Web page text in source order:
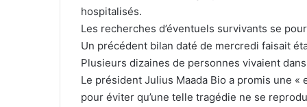
hospitalisés.
Les recherches d’éventuels survivants se
Un précédent bilan daté de mercredi faisait
Plusieurs dizaines de personnes vivaient
Le président Julius Maada Bio a promis une
pour éviter qu’une telle tragédie ne se